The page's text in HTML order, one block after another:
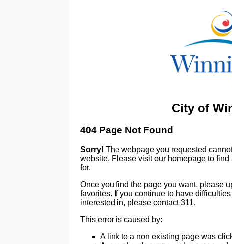
City of
404 Page Not Found
Sorry! The webpage you requested
website. Please visit our homepage to find
for.
Once you find the page you want, please
favorites. If you continue to have
interested in, please contact 311.
This error is caused by:
A link to a non existing page was